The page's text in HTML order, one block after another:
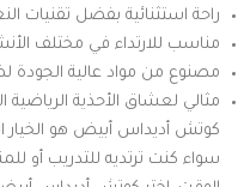
راحة استثنائية بفضل تقنيات
مناسب للارتداء في مختلف
مصنوع من مواد عالية الجودة
مثالي لعشاق الأحذية الرياضية
كوتش أديداس أبيض هو الخيار
سواء كنت ترتديه للتدريب أو